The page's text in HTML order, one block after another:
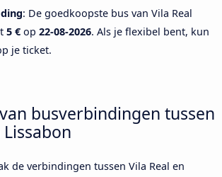
: De goedkoopste bus van Vila Real
5 € op 22-08-2026. Als je flexibel bent, kun
je ticket.
busverbindingen tussen
de verbindingen tussen Vila Real en